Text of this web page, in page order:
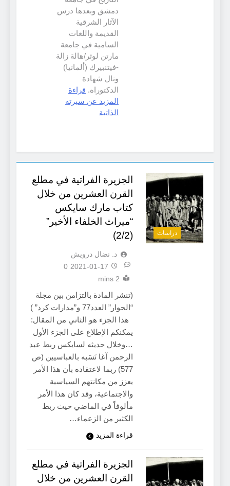
دمشق وبعدها درس
الآثار الشرقية
القديمة واللغات
السامية في جامعة
مارتن لوثر/هالة زالة
-فيتنبيرك (ألمانيا)
ونال شهادة
الدكتوراه. قراءة
المزيد عن سيرته
الذاتية
دراسات
الجزيرة الفراتية في مطلع
القرن العشرين من خلال
كتاب مارك سايكس
“ميراث الخلفاء الأخير”
(2/2)
د. نضال درويش
2021-01-17
0
2 mins
(تنشر المادة بالتزامن بين مجلة
“الحوار” العدد77 و”مدارات كرد” )
هذا الجزء هو الثاني من المقال:
يمكنكم الإطلاع على الجزء الأول
…وخلال حديثه لسايكس ربط عبد
الرحمن آغا نَسَبه بالعباسيين (ص
577) ربما لاعتقاده بأن هذا الأمر
يعزز من مكانتهم السياسية
والاجتماعية، وقد كان هذا الأمر
مألوفاً في الماضي حيث ربط
الكثير من الزعماء…
قراءة المزيد
الجزيرة الفراتية في مطلع
القرن العشرين من خلال